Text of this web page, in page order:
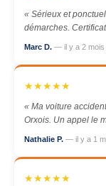
« Sérieux et
démarches.
Marc D. — il y a 2 mois
★★★★★
« Ma voiture
Orxois. Un appel le
Nathalie P. — il y a 1
★★★★★